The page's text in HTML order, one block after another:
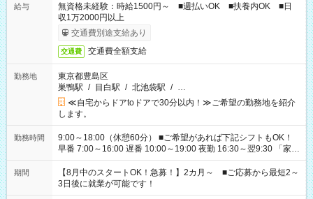
給与
無資格未経験：時給1500円～ ■週払いOK ■扶養内OK ■日
収1万2000円以上
交通費別途支給あり
交通費 交通費全額支給
勤務地
東京都豊島区
巣鴨駅 / 目白駅 / 北池袋駅 / …
≪自宅からドアtoドアで30分以内！≫ご希望の勤務地を紹介
します。
勤務時間
9:00～18:00（休憩60分） ■ご希望があれば下記シフトもOK！
早番 7:00～16:00 遅番 10:00～19:00 夜勤 16:30～翌9:30 「家族
と休みを合わせたい」 「余裕を持って夕飯の準備がしたい」
「できれば残業はしたくない」 など、ご希望を教えてください
ね。 ※Wワーク希望の方へ 今ご覧のお仕事で希望する勤務時間
と、もう1つのお仕事の勤務時間。 合計で週40時間を超える場
期間
【8月中のスタートOK！急募！】2カ月～ ■ご応募から最短2～
3日後に就業が可能です！